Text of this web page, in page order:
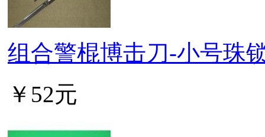
组合警棍博击刀-小号珠
￥52元